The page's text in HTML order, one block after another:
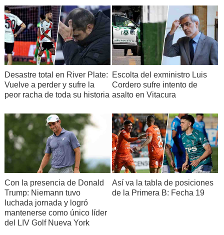
Desastre total en River Plate:
Vuelve a perder y sufre la
peor racha de toda su historia
Escolta del exministro Luis
Cordero sufre intento de
asalto en Vitacura
Con la presencia de Donald
Trump: Niemann tuvo
luchada jornada y logró
mantenerse como único líder
del LIV Golf Nueva York
Así va la tabla de posiciones
de la Primera B: Fecha 19